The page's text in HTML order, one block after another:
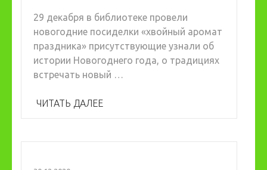
29 декабря в библиотеке провели
новогодние посиделки «хвойный аромат
праздника» присутствующие узнали об
истории Новогоднего года, о традициях
встречать новый …
ЧИТАТЬ ДАЛЕЕ